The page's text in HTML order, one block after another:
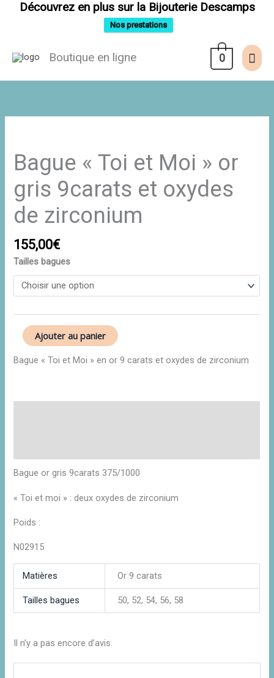
Découvrez en plus sur la Bijouterie Descamps
Nos prestations
Boutique en ligne 0
Bague « Toi et Moi » or
gris 9carats et oxydes
de zirconium
155,00€
Tailles bagues
"Toi
et
or
gris
9carats
et
de
zirconium
Ajouter au panier
Bague « Toi et Moi » en or 9 carats et oxydes de zirconium
Bague or gris 9carats 375/1000
« Toi et moi » : deux oxydes de zirconium
Poids :
N02915
Matières Or 9 carats
Tailles bagues 50, 52, 54, 56, 58
Il n’y a pas encore d’avis.